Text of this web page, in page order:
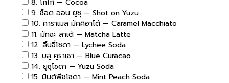
8. โกโก้ — Cocoa
9. ช็อต ออน ยูซุ — Shot on Yuzu
10. คาราเมล มัคคิอาโต้ — Caramel Macchiato
11. มัทฉะ ลาเต้ — Matcha Latte
12. ลิ้นจี่โซดา — Lychee Soda
13. บลู คูราเซา — Blue Curacao
14. ยูซุโซดา — Yuzu Soda
15. มินต์พีชโซดา — Mint Peach Soda